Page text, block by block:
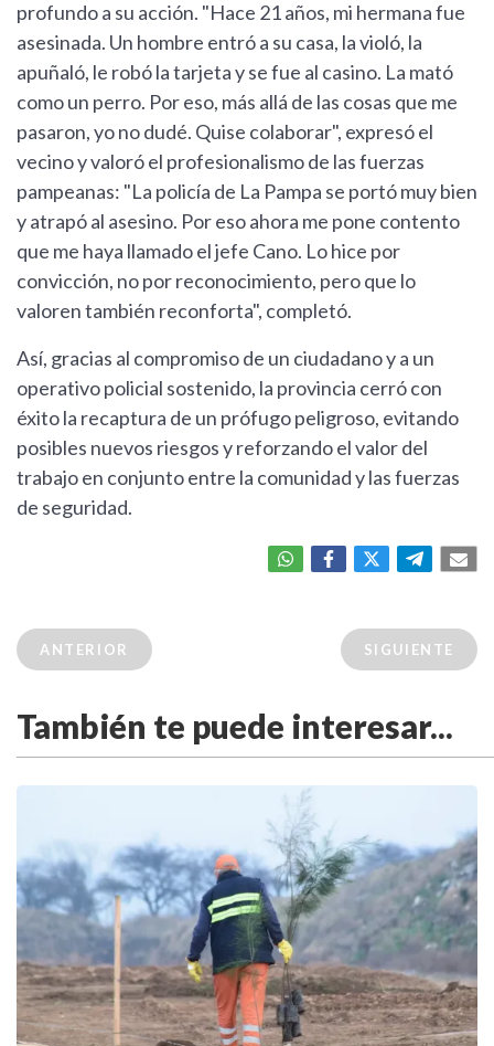
profundo a su acción. "Hace 21 años, mi hermana fue
asesinada. Un hombre entró a su casa, la violó, la
apuñaló, le robó la tarjeta y se fue al casino. La mató
como un perro. Por eso, más allá de las cosas que me
pasaron, yo no dudé. Quise colaborar", expresó el
vecino y valoró el profesionalismo de las fuerzas
pampeanas: "La policía de La Pampa se portó muy bien
y atrapó al asesino. Por eso ahora me pone contento
que me haya llamado el jefe Cano. Lo hice por
convicción, no por reconocimiento, pero que lo
valoren también reconforta", completó.
Así, gracias al compromiso de un ciudadano y a un
operativo policial sostenido, la provincia cerró con
éxito la recaptura de un prófugo peligroso, evitando
posibles nuevos riesgos y reforzando el valor del
trabajo en conjunto entre la comunidad y las fuerzas
de seguridad.
ANTERIOR SIGUIENTE
También te puede interesar...